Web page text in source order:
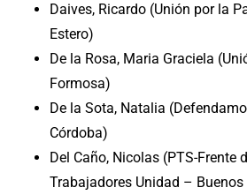
Daives, Ricardo (Unión por la
Estero)
De la Rosa, Maria Graciela
Formosa)
De la Sota, Natalia
Córdoba)
Del Caño, Nicolas (PTS-Frente
Trabajadores Unidad – Buenos